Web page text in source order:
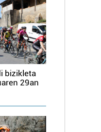
bizikleta
29an